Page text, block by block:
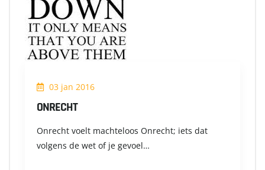
03 jan 2016
ONRECHT
Onrecht voelt machteloos Onrecht; iets dat
volgens de wet of je gevoel…